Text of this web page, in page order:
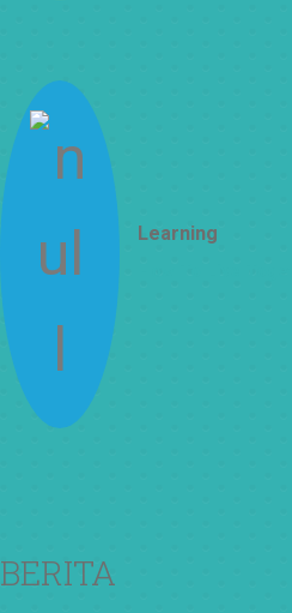
Learning
BERITA